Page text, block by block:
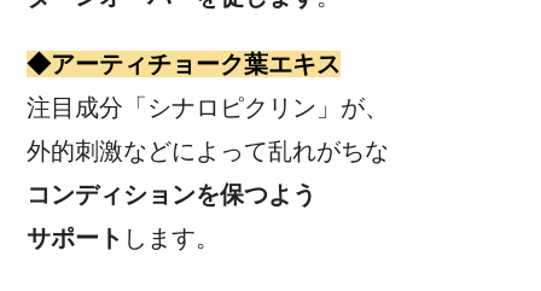
◆アーティチョーク葉エキス
注目成分「シナロピクリン」が、
外的刺激などによって乱れがちな
コンディションを保つよう
サポート します。